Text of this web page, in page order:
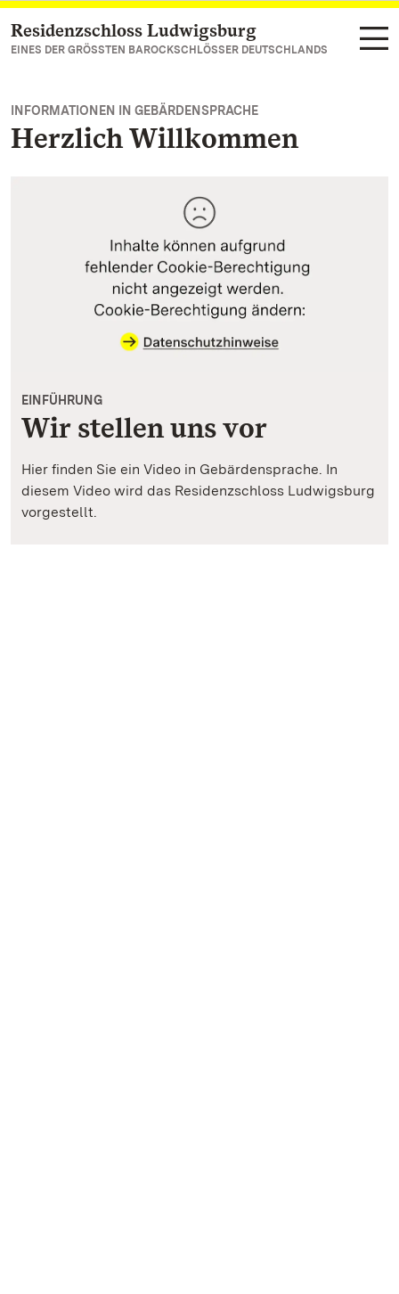
Zum Hauptinhalt springen
Residenzschloss Ludwigsburg
EINES DER GRÖSSTEN BAROCKSCHLÖSSER DEUTSCHLANDS
INFORMATIONEN IN GEBÄRDENSPRACHE
Herzlich Willkommen
Wir stellen uns vor
EINFÜHRUNG
Hier finden Sie ein Video in Gebärdensprache. In
diesem Video wird das Residenzschloss Ludwigsburg
vorgestellt.